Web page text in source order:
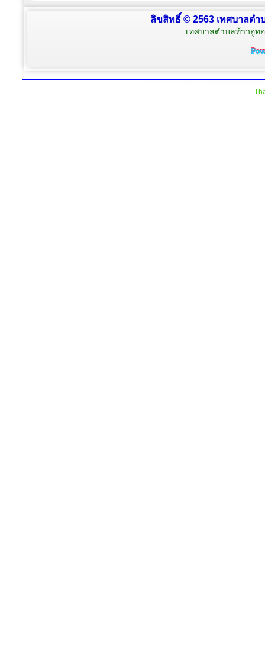
ลิขสิทธิ์ © 2563 เทศบาลต
เทศบาลตำบลท้าวอู่ท